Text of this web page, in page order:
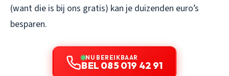
(want die is bij ons gratis) kan je duizenden euro’s
besparen.
NU BEREIKBAAR
BEL 085 019 42 91